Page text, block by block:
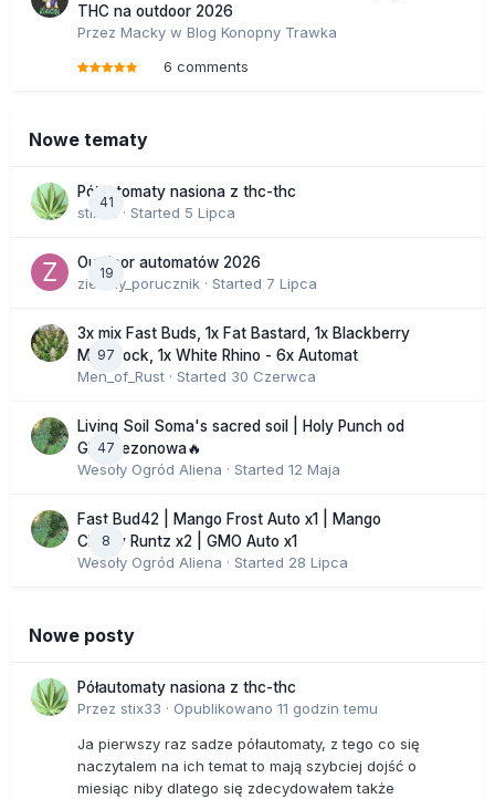
THC na outdoor 2026
Przez Macky w Blog Konopny Trawka
6 comments
Nowe tematy
41
Półautomaty nasiona z thc-thc
stix33 · Started 5 Lipca
19
Outdoor automatów 2026
zielony_porucznik · Started 7 Lipca
97
3x mix Fast Buds, 1x Fat Bastard, 1x Blackberry
Moonrock, 1x White Rhino - 6x Automat
Men_of_Rust · Started 30 Czerwca
47
Living Soil Soma's sacred soil | Holy Punch od
GHS sezonowa🔥
Wesoły Ogród Aliena · Started 12 Maja
8
Fast Bud42 | Mango Frost Auto x1 | Mango
Cherry Runtz x2 | GMO Auto x1
Wesoły Ogród Aliena · Started 28 Lipca
Nowe posty
Półautomaty nasiona z thc-thc
Przez stix33 · Opublikowano 11 godzin temu
Ja pierwszy raz sadze półautomaty, z tego co się
naczytalem na ich temat to mają szybciej dojść o
miesiąc niby dlatego się zdecydowałem także